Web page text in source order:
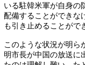
いる駐韓米軍が自身の
配備することができな
も引き止めることがで
このような状況が明ら
明市長が中国の放送に